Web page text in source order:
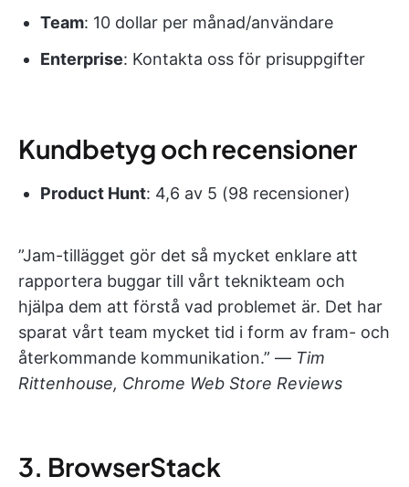
Team: 10 dollar per månad/användare
Enterprise: Kontakta oss för prisuppgifter
Kundbetyg och recensioner
Product Hunt: 4,6 av 5 (98 recensioner)
”Jam-tillägget gör det så mycket enklare att
rapportera buggar till vårt teknikteam och
hjälpa dem att förstå vad problemet är. Det har
sparat vårt team mycket tid i form av fram- och
återkommande kommunikation.” — Tim
Rittenhouse, Chrome Web Store Reviews
3. BrowserStack